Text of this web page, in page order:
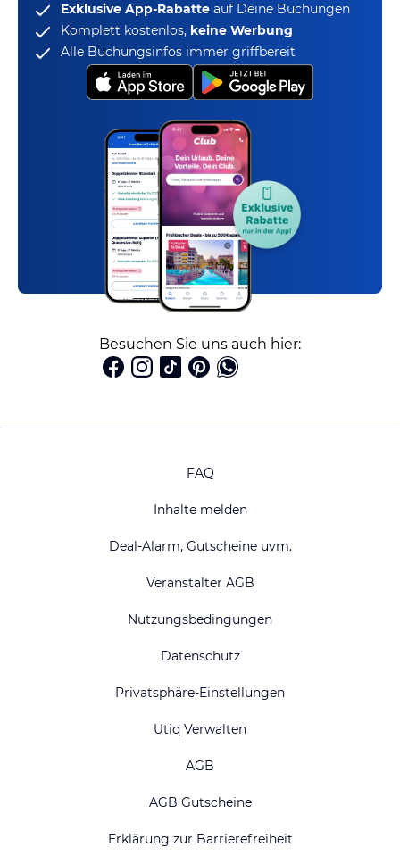
Exklusive App-Rabatte auf Deine Buchungen
Komplett kostenlos, keine Werbung
Alle Buchungsinfos immer griffbereit
Besuchen Sie uns auch hier:
FAQ
Inhalte melden
Deal-Alarm, Gutscheine uvm.
Veranstalter AGB
Nutzungsbedingungen
Datenschutz
Privatsphäre-Einstellungen
Utiq Verwalten
AGB
AGB Gutscheine
Erklärung zur Barrierefreiheit